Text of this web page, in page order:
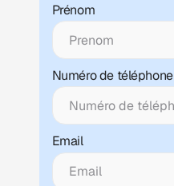
Prénom
Numéro de téléphone
Email